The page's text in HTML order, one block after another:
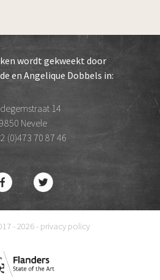
wordt gekweekt door
en Angelique Dobbels in:
14
9850 Nevele
(0)473 70 87 46
- 2026 - privacy policy